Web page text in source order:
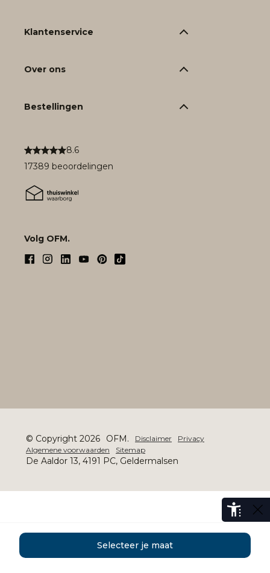
Selecteer je maat
8.6
17389 beoordelingen
Volg OFM.
Klantenservice
Over ons
Bestellingen
© Copyright 2026 OFM. Disclaimer
Privacy
Algemene voorwaarden
Sitemap
De Aaldor 13, 4191 PC, Geldermalsen